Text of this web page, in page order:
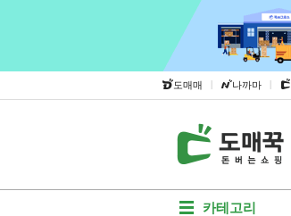
도매매 | 나까마 |
카테고리